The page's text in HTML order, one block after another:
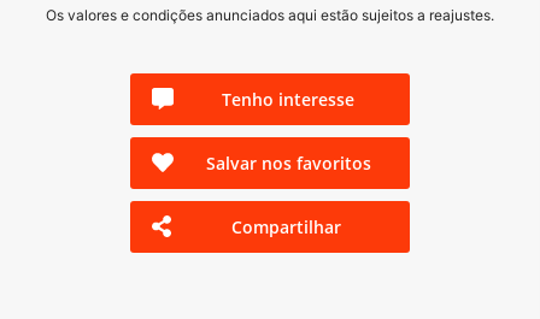
Os valores e condições anunciados aqui estão sujeitos a reajustes.
Tenho interesse
Salvar nos favoritos
Compartilhar